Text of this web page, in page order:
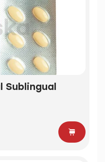
Sublingual